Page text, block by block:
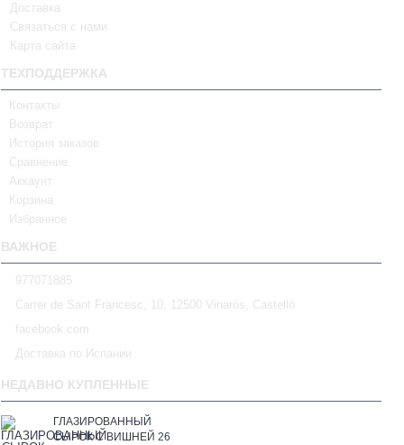
Доставка
Связаться с нами
Карта сайта
ТЕХПОДДЕРЖКА
Контакты
Возврат
История заказов
Сравнение
Аккаунт
Корзина
Избранное
ВАЖНОЕ
977071885
Carrer de Sant Francesc, 10, 12500 Vinaròs, Castelló
facebook.com
Доставка по Испании
НЕДАВНО КУПЛЕННЫЕ
ГЛАЗИРОВАННЫЙ
СЫРОК С ВИШНЕЙ 26